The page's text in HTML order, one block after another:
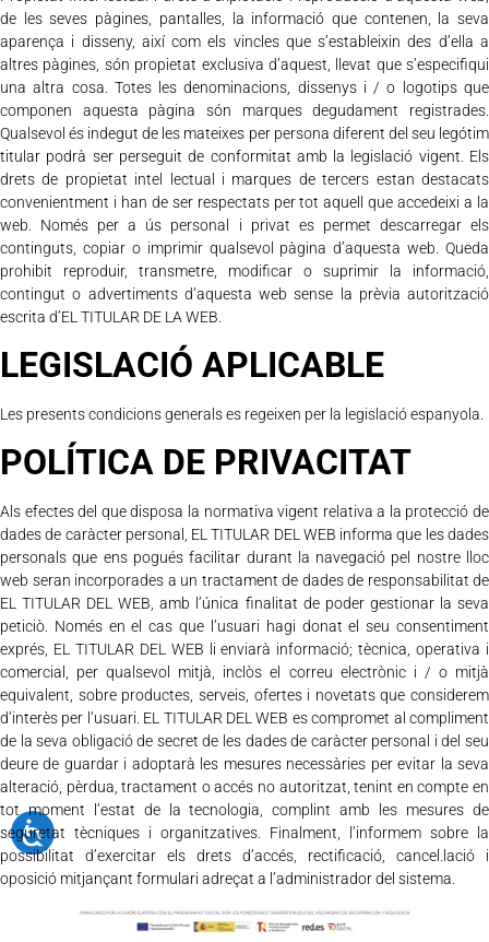
de les seves pàgines, pantalles, la informació que contenen, la seva
aparença i disseny, així com els vincles que s’estableixin des d’ella a
altres pàgines, són propietat exclusiva d’aquest, llevat que s’especifiqui
una altra cosa. Totes les denominacions, dissenys i / o logotips que
componen aquesta pàgina són marques degudament registrades.
Qualsevol és indegut de les mateixes per persona diferent del seu legótim
titular podrà ser perseguit de conformitat amb la legislació vigent. Els
drets de propietat intel lectual i marques de tercers estan destacats
convenientment i han de ser respectats per tot aquell que accedeixi a la
web. Només per a ús personal i privat es permet descarregar els
continguts, copiar o imprimir qualsevol pàgina d’aquesta web. Queda
prohibit reproduir, transmetre, modificar o suprimir la informació,
contingut o advertiments d’aquesta web sense la prèvia autorització
escrita d’EL TITULAR DE LA WEB.
LEGISLACIÓ APLICABLE
Les presents condicions generals es regeixen per la legislació espanyola.
POLÍTICA DE PRIVACITAT
Als efectes del que disposa la normativa vigent relativa a la protecció de
dades de caràcter personal, EL TITULAR DEL WEB informa que les dades
personals que ens pogués facilitar durant la navegació pel nostre lloc
web seran incorporades a un tractament de dades de responsabilitat de
EL TITULAR DEL WEB, amb l’única finalitat de poder gestionar la seva
peticiò. Només en el cas que l’usuari hagi donat el seu consentiment
exprés, EL TITULAR DEL WEB li enviarà informació; tècnica, operativa i
comercial, per qualsevol mitjà, inclòs el correu electrònic i / o mitjà
equivalent, sobre productes, serveis, ofertes i novetats que considerem
d’interès per l’usuari. EL TITULAR DEL WEB es compromet al compliment
de la seva obligació de secret de les dades de caràcter personal i del seu
deure de guardar i adoptarà les mesures necessàries per evitar la seva
alteració, pèrdua, tractament o accés no autoritzat, tenint en compte en
tot moment l’estat de la tecnologia, complint amb les mesures de
seguretat tècniques i organitzatives. Finalment, l’informem sobre la
possibilitat d’exercitar els drets d’accés, rectificació, cancel.lació i
oposició mitjançant formulari adreçat a l’administrador del sistema.